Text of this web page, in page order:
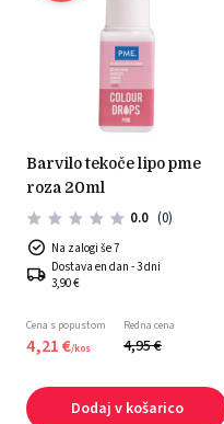
barvilo tekoče lipo pme
roza 20ml
0.0 (0)
Na zalogi še 7
Dostava en dan - 3 dni
3,90 €
Cena s popustom
4,21€/kos
Redna cena
4,95€
Dodaj v košarico